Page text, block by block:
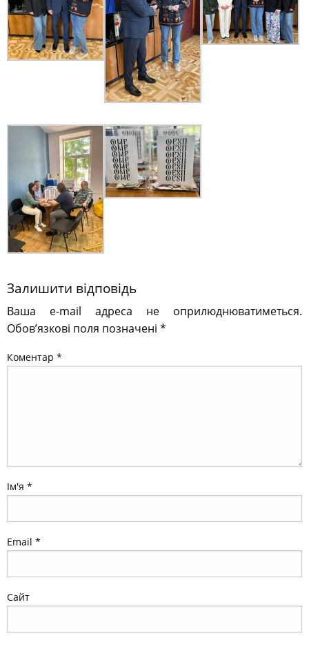
Залишити відповідь
Ваша e-mail адреса не оприлюднюватиметься.
Обов’язкові поля позначені *
Коментар *
Ім'я *
Email *
Сайт